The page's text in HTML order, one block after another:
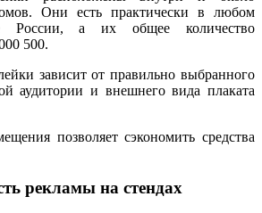
Они есть практически в любом
России, а их общее количество
500.
зависит от правильно выбранного
аудитории и внешнего вида плаката
позволяет сэкономить средства
рекламы на стендах